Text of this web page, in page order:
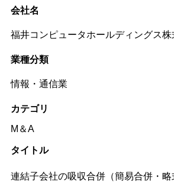
会社名
福井コンピュータホールディングス株
業種分類
情報・通信業
カテゴリ
M＆A
タイトル
連結子会社の吸収合併（簡易合併・